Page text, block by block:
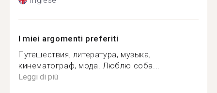
I miei argomenti preferiti
Путешествия, литература, музыка,
кинематограф, мода. Люблю соба...
Leggi di più